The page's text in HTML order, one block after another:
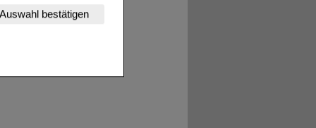
Website
werden kann.
(z.B.
Website aber
Auswahl bestätigen